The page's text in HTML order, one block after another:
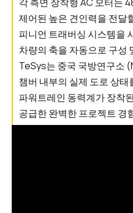
제어된 높은 견인력을 전달
피니언 트래버싱 시스템을
차량의 축을 자동으로 구성
TeSys는 중국 국방연구소
챔버 내부의 실제 도로 상
파워트레인 동력계가 장착
공급한 완벽한 프로젝트 경